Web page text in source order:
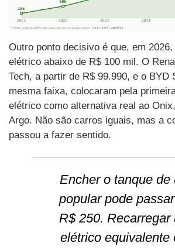
Outro ponto decisivo é que, em
elétrico abaixo de R$ 100 mil. O
Tech, a partir de R$ 99.990, e o BYD
mesma faixa, colocaram pela
elétrico como alternativa real ao
Argo. Não são carros iguais, mas a
passou a fazer sentido.
Encher o tanque de
popular pode
R$ 250. Recarregar
elétrico equivalente